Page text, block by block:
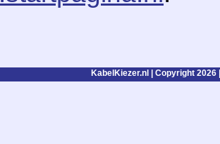
KabelKiezer.nl | Copyright 2026